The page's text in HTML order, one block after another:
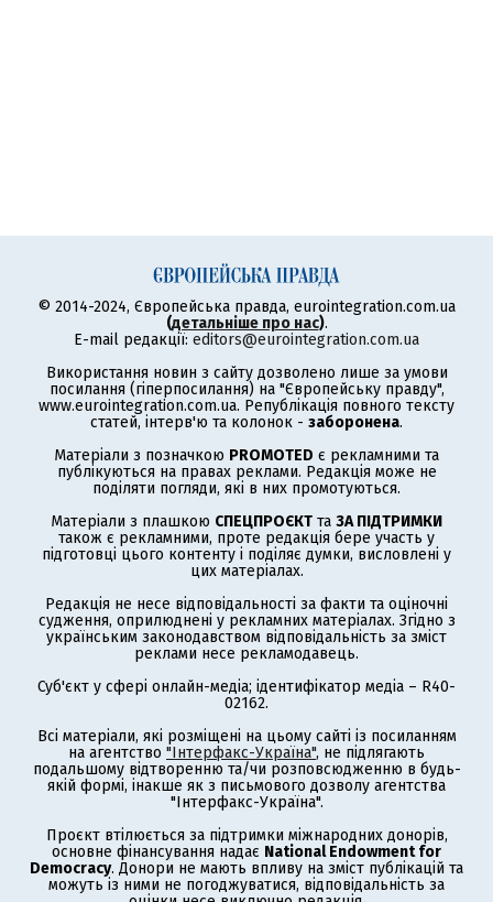
© 2014-2024, Європейська правда, eurointegration.com.ua
(детальніше про нас).
E-mail редакції: editors@eurointegration.com.ua
Використання новин з сайту дозволено лише за умови
посилання (гіперпосилання) на "Європейську правду",
www.eurointegration.com.ua. Републікація повного тексту
статей, інтерв'ю та колонок - заборонена.
Матеріали з позначкою PROMOTED є рекламними та
публікуються на правах реклами. Редакція може не
поділяти погляди, які в них промотуються.
Матеріали з плашкою СПЕЦПРОЄКТ та ЗА ПІДТРИМКИ
також є рекламними, проте редакція бере участь у
підготовці цього контенту і поділяє думки, висловлені у
цих матеріалах.
Редакція не несе відповідальності за факти та оціночні
судження, оприлюднені у рекламних матеріалах. Згідно з
українським законодавством відповідальність за зміст
реклами несе рекламодавець.
Суб'єкт у сфері онлайн-медіа; ідентифікатор медіа – R40-
02162.
Всі матеріали, які розміщені на цьому сайті із посиланням
на агентство "Інтерфакс-Україна", не підлягають
подальшому відтворенню та/чи розповсюдженню в будь-
якій формі, інакше як з письмового дозволу агентства
"Інтерфакс-Україна".
Проєкт втілюється за підтримки міжнародних донорів,
основне фінансування надає National Endowment for
Democracy. Донори не мають впливу на зміст публікацій та
можуть із ними не погоджуватися, відповідальність за